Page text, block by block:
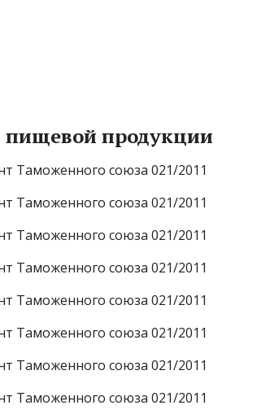
пищевой продукции